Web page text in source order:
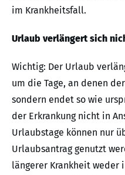
im Krankheitsfall.
Urlaub verlängert sich
Wichtig: Der Urlaub
um die Tage, an denen
sondern endet so wie
der Erkrankung nicht in
Urlaubstage können nur
Urlaubsantrag genutzt
längerer Krankheit weder